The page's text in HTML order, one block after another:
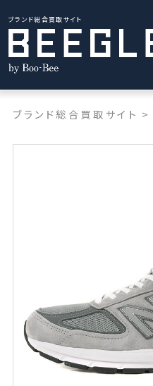
ブランド総合買取サイト
ブランド総合買取サイト >